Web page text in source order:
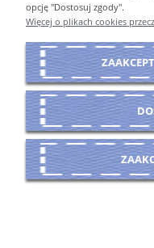
POKAŻ
Sklep
opcję "Dostosuj zgody".
Więcej o plikach cookies